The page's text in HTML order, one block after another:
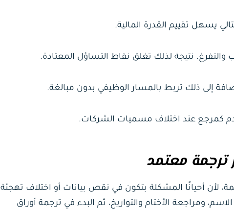
يسهل تقييم القدرة المالية.
نتيجة لذلك تغلق نقاط التساؤل المعتادة.
إلى ذلك تربط بالمسار الوظيفي بدون مبالغة.
كمرجع عند اختلاف مسميات الشركات.
لأن أحيانًا المشكلة بتكون في نقص بيانات أو اختلاف تهجئة
ومراجعة الأختام والتواريخ، ثم البدء في ترجمة أوراق